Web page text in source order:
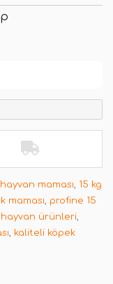
maması, 15 kg
maması, profine 15
ürünleri,
, kaliteli köpek